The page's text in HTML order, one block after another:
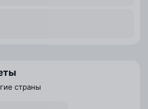
страны